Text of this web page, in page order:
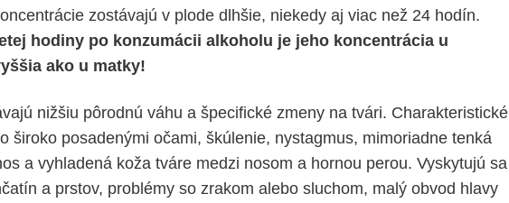
zostávajú v plode dlhšie, niekedy aj viac než 24 hodín.
hodiny po konzumácii alkoholu je jeho koncentrácia u
ako u matky!
nižšiu pôrodnú váhu a špecifické zmeny na tvári. Charakteristické
široko posadenými očami, škúlenie, nystagmus, mimoriadne tenká
a vyhladená koža tváre medzi nosom a hornou perou. Vyskytujú sa
a prstov, problémy so zrakom alebo sluchom, malý obvod hlavy